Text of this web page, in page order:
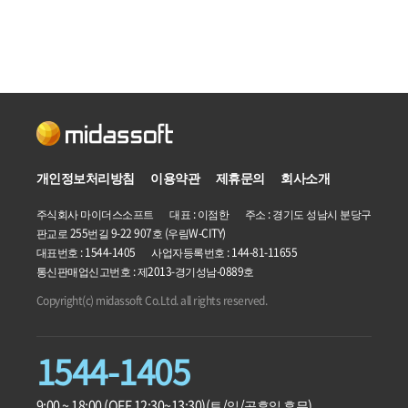
개인정보처리방침 이용약관 제휴문의 회사소개
주식회사 마이더스소프트 대표 : 이점한 주소 : 경기도 성남시 분당구
판교로 255번길 9-22 907호 (우림W-CITY)
대표번호 : 1544-1405 사업자등록번호 :144-81-11655
통신판매업신고번호 : 제2013-경기성남-0889호
Copyright(c) midassoft Co.Ltd. all rights reserved.
1544-1405